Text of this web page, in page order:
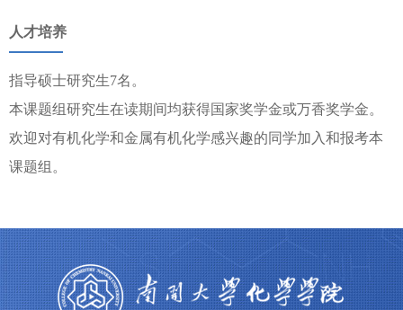
人才培养
指导硕士研究生7名。
本课题组研究生在读期间均获得国家奖学金或万香奖学金。
欢迎对有机化学和金属有机化学感兴趣的同学加入和报考本
课题组。